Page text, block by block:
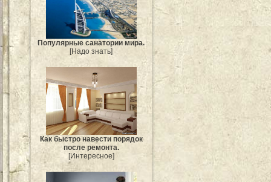
Популярные санатории мира.
[Надо знать]
Как быстро навести порядок
после ремонта.
[Интересное]